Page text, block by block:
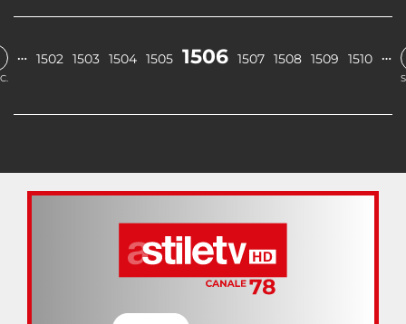
… 1502 1503 1504 1505 1506 1507 1508 1509 1510 …